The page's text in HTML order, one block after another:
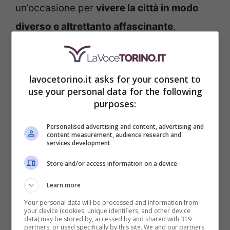
un’occasione per vivere la città in modo
diverso e altrettanto affascinante.
sono, senza ombra di dubbio,
uno dei luoghi ideali e più ricercati. Aperte
praticamente sempre queste sono le
giornate torinesi. LaPiscina Colletta
all’aperto è perfetta per chi cerca una
pausa veloce dalla calura. Offre ampie
zone per il relax e spazi ombreggiati, ideali
per trascorrere una giornata in famiglia.
lavocetorino.it asks for your consent to
use your personal data for the following
purposes:
Personalised advertising and content, advertising and
content measurement, audience research and
services development
Store and/or access information on a device
Learn more
Your personal data will be processed and information from
your device (cookies, unique identifiers, and other device
data) may be stored by, accessed by and shared with 319
partners, or used specifically by this site. We and our partners